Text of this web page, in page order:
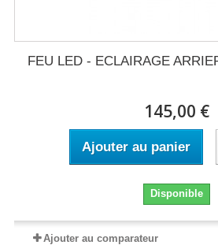
FEU LED - ECLAIRAGE
145,00 €
Ajouter au panier
Disponible
Ajouter au comparateur